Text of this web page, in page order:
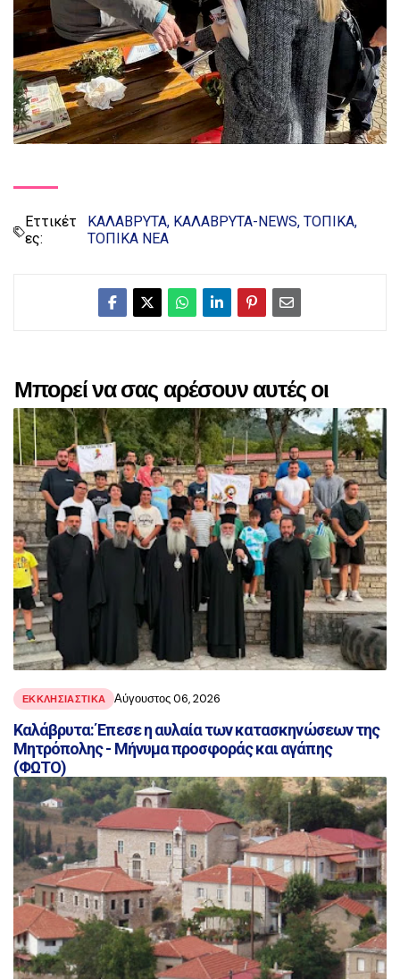
Εττικέτ
ες:
ΚΑΛΑΒΡΥΤΑ ΚΑΛΑΒΡΥΤΑ-NEWS ΤΟΠΙΚΑ
ΤΟΠΙΚΑ ΝΕΑ
Μπορεί να σας αρέσουν αυτές οι
αναρτήσεις
ΕΚΚΛΗΣΙΑΣΤΙΚΑ Αύγουστος 06, 2026
Καλάβρυτα: Έπεσε η αυλαία των κατασκηνώσεων της
Μητρόπολης - Μήνυμα προσφοράς και αγάπης
(ΦΩΤΟ)